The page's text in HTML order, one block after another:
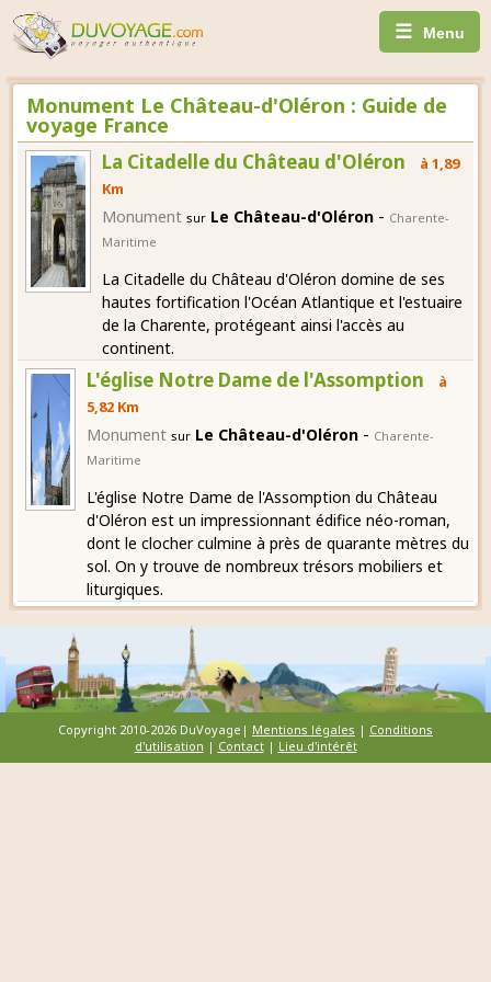
☰ Menu
Monument Le Château-d'Oléron : Guide de
voyage France
La Citadelle du Château d'Oléron
à 1,89
Km
Monument sur Le Château-d'Oléron - Charente-
Maritime
La Citadelle du Château d'Oléron domine de ses
hautes fortification l'Océan Atlantique et l'estuaire
de la Charente, protégeant ainsi l'accès au
continent.
L'église Notre Dame de l'Assomption
à
5,82 Km
Monument sur Le Château-d'Oléron - Charente-
Maritime
L'église Notre Dame de l'Assomption du Château
d'Oléron est un impressionnant édifice néo-roman,
dont le clocher culmine à près de quarante mètres du
sol. On y trouve de nombreux trésors mobiliers et
liturgiques.
Copyright 2010-2026 DuVoyage| Mentions légales | Conditions
d'utilisation | Contact| Lieu d'intérêt